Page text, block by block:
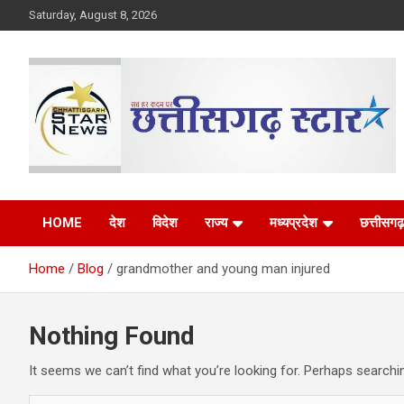
to
Saturday, August 8, 2026
Chhattisgarh Star
HOME देश विदेश राज्य मध्यप्रदेश छत्तीसगढ़
Home Blog grandmother and young man injured
Nothing Found
It seems we can’t find what you’re looking for. Perhaps